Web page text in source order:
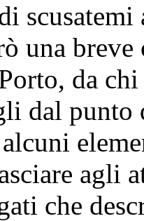
una
da
dal
agli
che